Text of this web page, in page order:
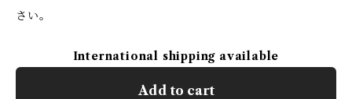
さい。
International shipping available
Add to cart